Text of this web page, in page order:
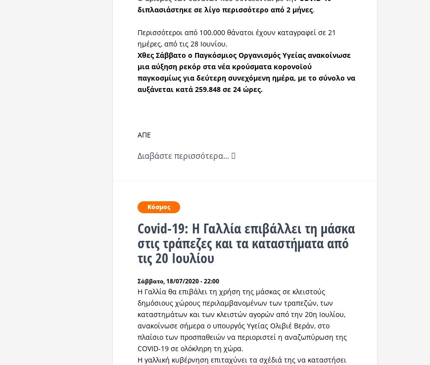
διπλασιάστηκε σε λίγο περισσότερο από 2 μήνες.
Περισσότεροι από 100.000 θάνατοι έχουν καταγραφεί σε 21
ημέρες, από τις 28 Ιουνίου.
Χθες Σάββατο ο Παγκόσμιος Οργανισμός Υγείας ανακοίνωσε
μια αύξηση ρεκόρ στα νέα κρούσματα κορονοϊού
παγκοσμίως για δεύτερη συνεχόμενη ημέρα, με το σύνολο να
αυξάνεται κατά 259.848 σε 24 ώρες.
ΑΠΕ
Διαβάστε περισσότερα...
Κόσμος
Covid-19: Η Γαλλία επιβάλλει τη μάσκα
στις τράπεζες και τα καταστήματα από
τις 20 Ιουλίου
Σάββατο, 18/07/2020 - 22:00
Η Γαλλία θα επιβάλει τη χρήση της μάσκας σε κλειστούς
δημόσιους χώρους περιλαμβανομένων των τραπεζών, των
καταστημάτων και των κλειστών αγορών από την 20η Ιουλίου,
ανακοίνωσε σήμερα ο υπουργός Υγείας Ολιβιέ Βεράν, στο
πλαίσιο των προσπαθειών να περιοριστεί η αναζωπύρωση της
COVID-19 σε ολόκληρη τη χώρα.
Η γαλλική κυβέρνηση επιταχύνει τα σχέδιά της να καταστήσει